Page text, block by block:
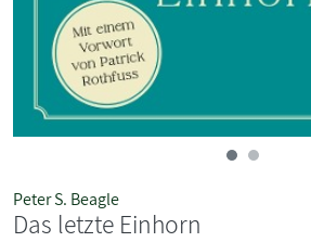
Peter S. Beagle
Das letzte Einhorn